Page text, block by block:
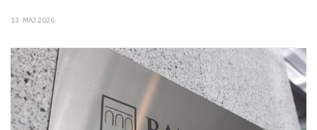
13. MAJ 2026.